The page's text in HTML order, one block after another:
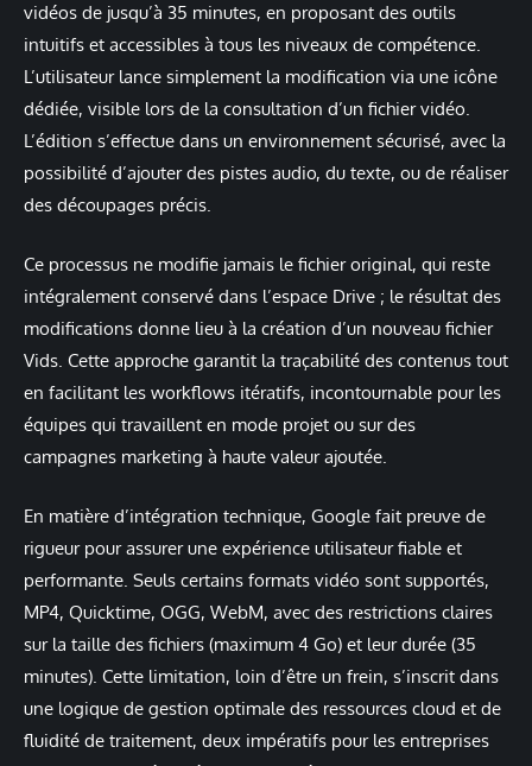
vidéos de jusqu’à 35 minutes, en proposant des outils
intuitifs et accessibles à tous les niveaux de compétence.
L’utilisateur lance simplement la modification via une icône
dédiée, visible lors de la consultation d’un fichier vidéo.
L’édition s’effectue dans un environnement sécurisé, avec la
possibilité d’ajouter des pistes audio, du texte, ou de réaliser
des découpages précis.
Ce processus ne modifie jamais le fichier original, qui reste
intégralement conservé dans l’espace Drive ; le résultat des
modifications donne lieu à la création d’un nouveau fichier
Vids. Cette approche garantit la traçabilité des contenus tout
en facilitant les workflows itératifs, incontournable pour les
équipes qui travaillent en mode projet ou sur des
campagnes marketing à haute valeur ajoutée.
En matière d’intégration technique, Google fait preuve de
rigueur pour assurer une expérience utilisateur fiable et
performante. Seuls certains formats vidéo sont supportés,
MP4, Quicktime, OGG, WebM, avec des restrictions claires
sur la taille des fichiers (maximum 4 Go) et leur durée (35
minutes). Cette limitation, loin d’être un frein, s’inscrit dans
une logique de gestion optimale des ressources cloud et de
fluidité de traitement, deux impératifs pour les entreprises